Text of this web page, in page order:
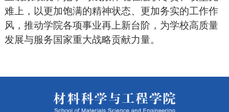
难上，以更加饱满的精神状态、更加务实的工作作
风，推动学院各项事业再上新台阶，为学校高质量
发展与服务国家重大战略贡献力量。